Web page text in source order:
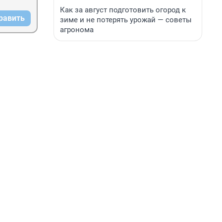
Как за август подготовить огород к
зиме и не потерять урожай — советы
агронома